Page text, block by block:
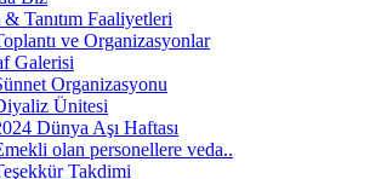
Tanıtım Faaliyetleri
ve Organizasyonlar
Galerisi
Organizasyonu
Ünitesi
Dünya Aşı Haftası
olan personellere veda..
Takdimi